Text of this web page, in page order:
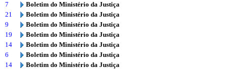
7
Boletim do Ministério da Justiça
21
Boletim do Ministério da Justiça
9
Boletim do Ministério da Justiça
19
Boletim do Ministério da Justiça
14
Boletim do Ministério da Justiça
6
Boletim do Ministério da Justiça
14
Boletim do Ministério da Justiça